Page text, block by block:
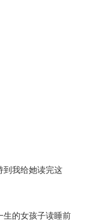
到我给她读完这
生的女孩子读睡前